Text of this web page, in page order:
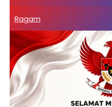
Ragam